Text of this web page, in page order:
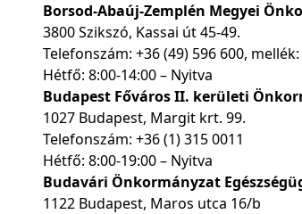
Borsod-Abaúj-Zemplén Megyei
3800 Szikszó, Kassai út 45-49.
Telefonszám: +36 (49) 596 600,
Hétfő: 8:00-14:00 – Nyitva
Budapest Főváros II. kerületi
1027 Budapest, Margit krt. 99.
Telefonszám: +36 (1) 315 0011
Hétfő: 8:00-19:00 – Nyitva
Budavári Önkormányzat
1122 Budapest, Maros utca 16/b